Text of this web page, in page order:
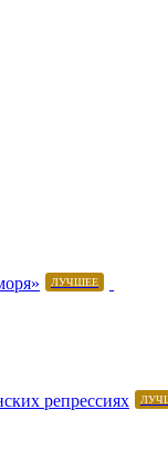
ЛУЧШЕЕ
репрессиях